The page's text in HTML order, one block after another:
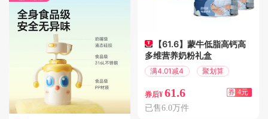
【61.6】蒙牛低脂高钙高
多维营养奶粉礼盒
满4.01减4 聚划算
券后¥ 61.6 券 4元
已售6.0万件